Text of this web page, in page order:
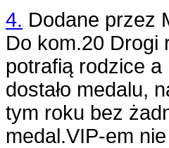
4. Dodane przez
Do kom.20 Drogi
potrafią rodzice
dostało medalu,
tym roku bez
medal.VIP-em